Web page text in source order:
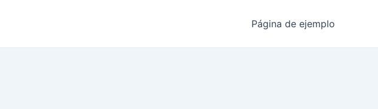
Página de ejemplo